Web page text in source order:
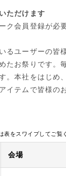
ただけます
ク会員登録が必
るユーザーの皆
たお祭りです。
。本社をはじめ
イテムで皆様の
表をスワイプしてご覧
会場